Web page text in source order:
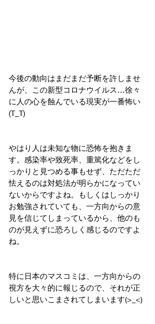
今後の動向はまだまだ予断を許しませ
んが、この新型コロナウイルス…徐々
に人の心を蝕んでいる現実が一番怖い
(T_T)
やはり人は未知な物に恐怖を抱きま
す。感染率や致死率、重篤化などをし
っかりと見つめる事もせず、ただただ
怯えるのは対処法が明らかになってい
ないからですよね。もしくはしっかり
お勉強されていても、一方向からの意
見を信じてしまっているから、他のも
のが見えずに恐ろしく感じるのですよ
ね。
特に日本のマスコミは、一方向からの
視方を大々的に報じるので、それが正
しいと思いこまされてしまいます(>_<)